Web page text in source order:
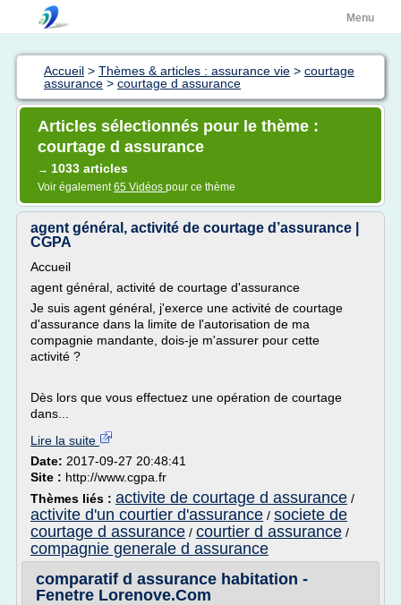
Menu
Accueil > Thèmes & articles : assurance vie > courtage
assurance > courtage d assurance
Articles sélectionnés pour le thème :
courtage d assurance
→ 1033 articles
Voir également65 Vidéos pour ce thème
agent général, activité de courtage d’assurance |
CGPA
Accueil
agent général, activité de courtage d'assurance
Je suis agent général, j'exerce une activité de courtage
d'assurance dans la limite de l'autorisation de ma
compagnie mandante, dois-je m'assurer pour cette
activité ?
Dès lors que vous effectuez une opération de courtage
dans...
Lire la suite
Date: 2017-09-27 20:48:41
Site : http://www.cgpa.fr
Thèmes liés : activite de courtage d assurance /
activite d'un courtier d'assurance / societe de
courtage d assurance / courtier d assurance /
compagnie generale d assurance
comparatif d assurance habitation -
Fenetre Lorenove.Com